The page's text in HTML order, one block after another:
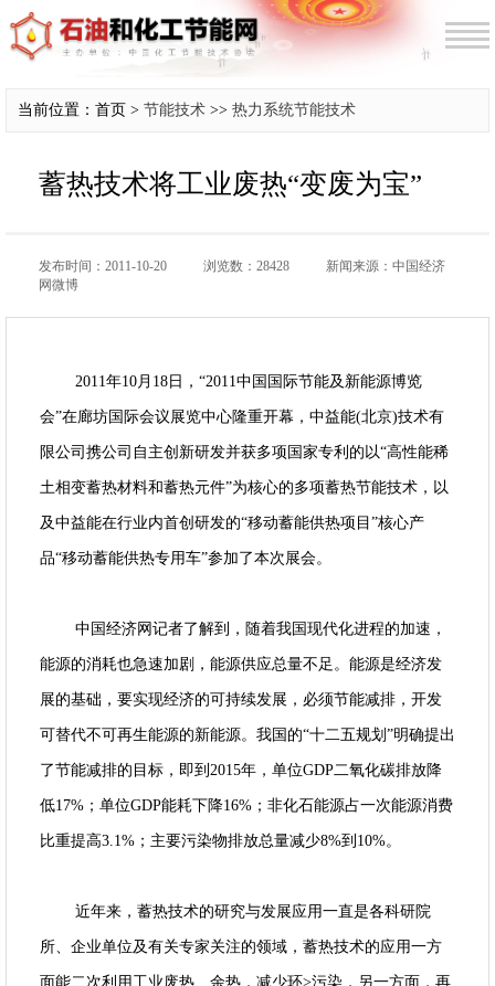
当前位置：首页 > 节能技术 >> 热力系统节能技术
蓄热技术将工业废热“变废为宝”
发布时间：2011-10-20 浏览数：28428
新闻来源：中国经济
网微博
2011年10月18日，“2011中国国际节能及新能源博览
会”在廊坊国际会议展览中心隆重开幕，中益能(北京)技术有
限公司携公司自主创新研发并获多项国家专利的以“高性能稀
土相变蓄热材料和蓄热元件”为核心的多项蓄热节能技术，以
及中益能在行业内首创研发的“移动蓄能供热项目”核心产
品“移动蓄能供热专用车”参加了本次展会。
中国经济网记者了解到，随着我国现代化进程的加速，
能源的消耗也急速加剧，能源供应总量不足。能源是经济发
展的基础，要实现经济的可持续发展，必须节能减排，开发
可替代不可再生能源的新能源。我国的“十二五规划”明确提出
了节能减排的目标，即到2015年，单位GDP二氧化碳排放降
低17%；单位GDP能耗下降16%；非化石能源占一次能源消费
比重提高3.1%；主要污染物排放总量减少8%到10%。
近年来，蓄热技术的研究与发展应用一直是各科研院
所、企业单位及有关专家关注的领域，蓄热技术的应用一方
面能二次利用工业废热、余热，减少环>污染，另一方面，再